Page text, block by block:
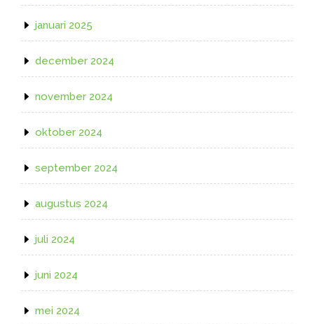
januari 2025
december 2024
november 2024
oktober 2024
september 2024
augustus 2024
juli 2024
juni 2024
mei 2024